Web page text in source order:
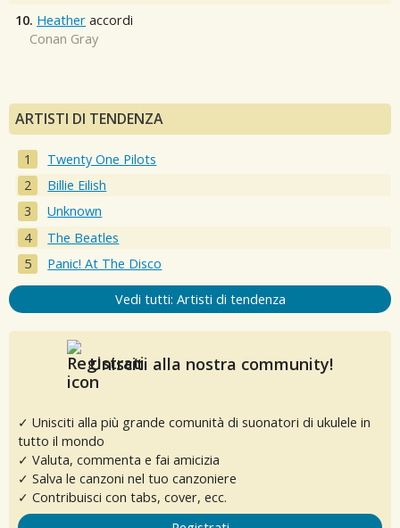
10. Heather accordi
Conan Gray
ARTISTI DI TENDENZA
Twenty One Pilots
Billie Eilish
Unknown
The Beatles
Panic! At The Disco
Vedi tutti: Artisti di tendenza
Unisciti alla nostra community!
✓ Unisciti alla più grande comunità di suonatori di ukulele in
tutto il mondo
✓ Valuta, commenta e fai amicizia
✓ Salva le canzoni nel tuo canzoniere
✓ Contribuisci con tabs, cover, ecc.